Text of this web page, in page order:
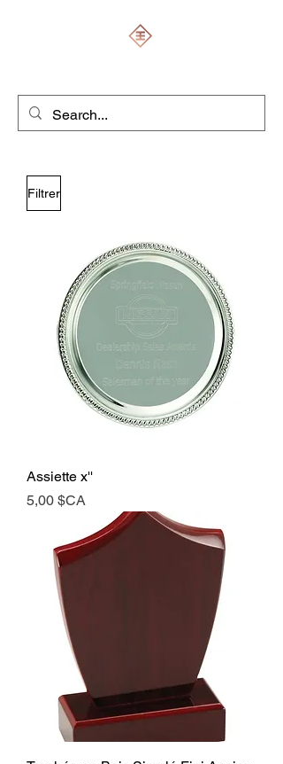
Filtrer
Assiette x''
Prix
5,00 $CA